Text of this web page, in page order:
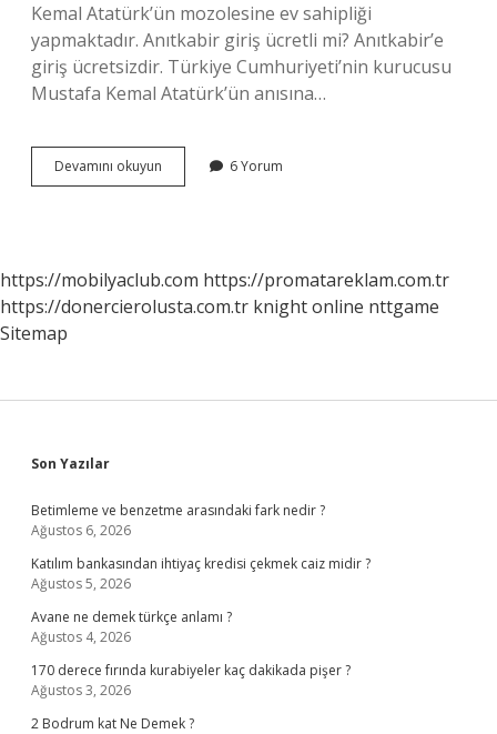
Kemal Atatürk’ün mozolesine ev sahipliği
yapmaktadır. Anıtkabir giriş ücretli mi? Anıtkabir’e
giriş ücretsizdir. Türkiye Cumhuriyeti’nin kurucusu
Mustafa Kemal Atatürk’ün anısına…
Devamını okuyun Anıtkabir
Hangi
6 Yorum
https://mobilyaclub.com https://promatareklam.com.tr
https://donercierolusta.com.tr knight online nttgame
Sitemap
Sidebar
Son Yazılar
Betimleme ve benzetme arasındaki fark nedir ?
Ağustos 6, 2026
Katılım bankasından ihtiyaç kredisi çekmek caiz midir ?
Ağustos 5, 2026
Avane ne demek türkçe anlamı ?
Ağustos 4, 2026
170 derece fırında kurabiyeler kaç dakikada pişer ?
Ağustos 3, 2026
2 Bodrum kat Ne Demek ?